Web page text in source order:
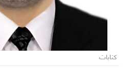
كتابات